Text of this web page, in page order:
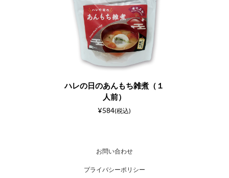
ハレの日のあんもち雑煮（１
人前）
¥584(税込)
お問い合わせ
プライバシーポリシー